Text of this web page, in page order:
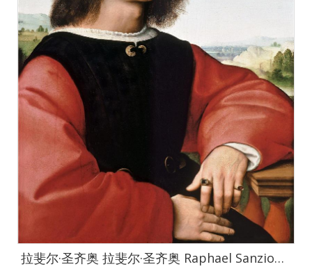
拉斐尔·圣齐奥 拉斐尔·圣齐奥 Raphael Sanzio作品集-013